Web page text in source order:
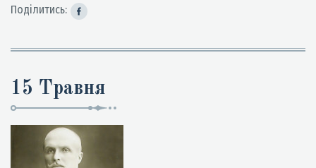
Поділитись:
15 Травня